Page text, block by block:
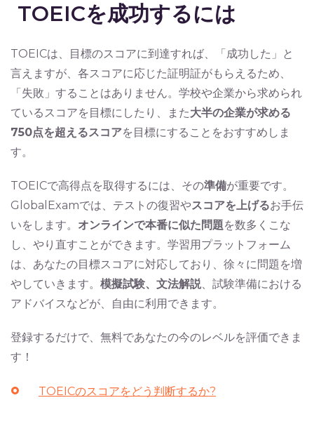
TOEICを成功するには
TOEICは、目標のスコアに到達すれば、「成功した」と
言えますが、各スコアに応じた証明証がもらえるため、
「失敗」することはありません。学校や企業から求められ
ているスコアを目標にしたり、また大半の企業が求める
750点を超えるスコアを目標にすることをおすすめしま
す。
TOEICで高得点を取得するには、その準備が重要です。
GlobalExamでは、テストの復習やスコアを上げるお手伝
いをします。 オンラインで本番に似た問題を数多くこな
し、やり直すことができます。学習用プラットフォーム
は、あなたの目標スコアに対応しており、徐々に問題を増
やしていきます。 模擬試験、文法解説、試験準備における
アドバイスなどが、自由に利用できます。
登録するだけで、無料であなたの今のレベルを評価できま
す！
TOEICのスコアをどう判断するか?